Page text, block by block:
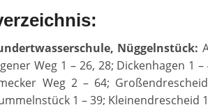
Nüggelnstück:
Weg 1 – 26, 28; Dickenhagen 1
Weg 2 – 64;
1 – 39; Kleinendrescheid